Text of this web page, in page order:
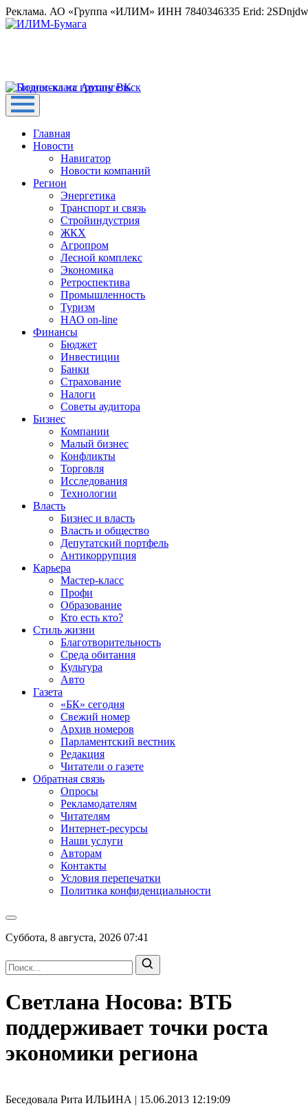
Реклама. АО «Группа «ИЛИМ» ИНН 7840346335 Erid:
Главная
Новости
Навигатор
Новости компаний
Регион
Энергетика
Транспорт и связь
Стройиндустрия
ЖКХ
Агропром
Лесной комплекс
Экономика
Ретроспектива
Промышленность
Туризм
НАО on-line
Финансы
Бюджет
Инвестиции
Банки
Страхование
Налоги
Советы аудитора
Бизнес
Компании
Малый бизнес
Конфликты
Торговля
Исследования
Технологии
Власть
Бизнес и власть
Власть и общество
Депутатский портфель
Антикоррупция
Карьера
Мастер-класс
Профи
Образование
Кто есть кто?
Стиль жизни
Благотворительность
Среда обитания
Культура
Авто
Газета
«БК» сегодня
Свежий номер
Архив номеров
Парламентский вестник
Редакция
Читатели о газете
Обратная связь
Опросы
Рекламодателям
Читателям
Интернет-ресурсы
Наши услуги
Авторам
Контакты
Условия перепечатки
Политика конфиденциальности
Суббота, 8 августа, 2026 07:41
Светлана Носова: ВТБ
поддерживает точки роста
экономики региона
Беседовала Рита ИЛЬИНА | 15.06.2013 12:19:09